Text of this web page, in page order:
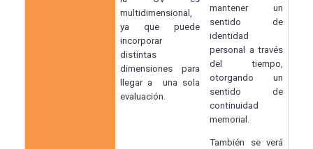
multidimensional,
ya que puede
incorporar
distintas
dimensiones para
llegar a una sola
evaluación.
mantener un
sentido de
identidad
personal a través
del tiempo,
otorgando un
sentido de
continuidad
memorial.
También se verá